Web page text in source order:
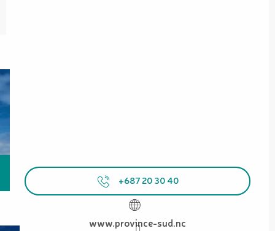
+687 20 30 40
www.province-sud.nc